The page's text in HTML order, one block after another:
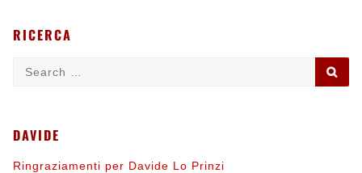
RICERCA
DAVIDE
Ringraziamenti per Davide Lo Prinzi